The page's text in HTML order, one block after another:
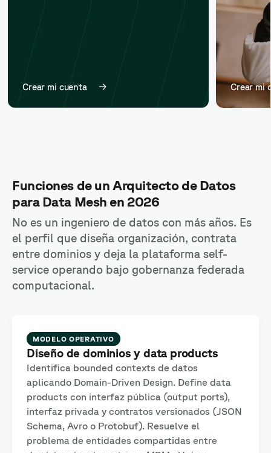
Crear mi cuenta Crear mi
Funciones de un Arquitecto de Datos
para Data Mesh en 2026
No es un ingeniero de datos con más años. Es
el perfil que diseña organización, contrata
entre dominios y deja la plataforma self-
service operando bajo gobernanza federada
computacional.
MODELO OPERATIVO
Diseño de dominios y data products
Identifica bounded contexts de datos
aplicando Domain-Driven Design. Define data
products con interfaz pública (output ports),
interfaz privada y contratos versionados (JSON
Schema, Avro o Protobuf). Resuelve el
problema de entidades compartidas entre